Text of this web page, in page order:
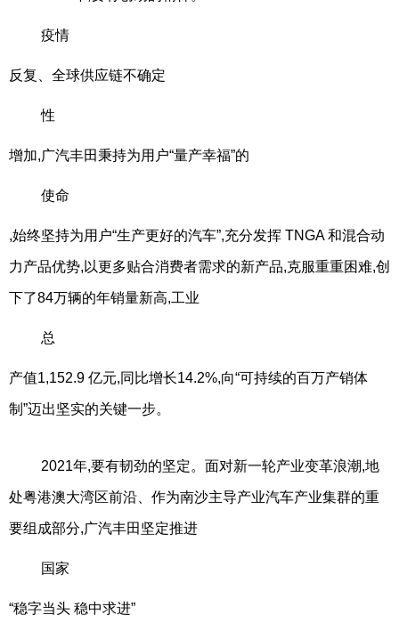
疫情
反复、全球供应链不确定
性
增加,广汽丰田秉持为用户“量产幸福”的
使命
,始终坚持为用户“生产更好的汽车”,充分发挥 TNGA 和混合动
力产品优势,以更多贴合消费者需求的新产品,克服重重困难,创
下了84万辆的年销量新高,工业
总
产值1,152.9 亿元,同比增长14.2%,向“可持续的百万产销体
制”迈出坚实的关键一步。
2021年,要有韧劲的坚定。面对新一轮产业变革浪潮,地
处粤港澳大湾区前沿、作为南沙主导产业汽车产业集群的重
要组成部分,广汽丰田坚定推进
国家
“稳字当头 稳中求进”